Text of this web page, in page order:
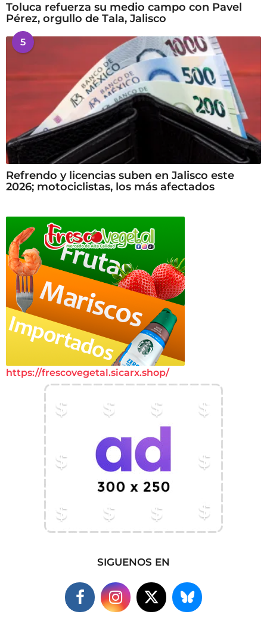
Toluca refuerza su medio campo con Pavel
Pérez, orgullo de Tala, Jalisco
5
Refrendo y licencias suben en Jalisco este
2026; motociclistas, los más afectados
https://frescovegetal.sicarx.shop/
SIGUENOS EN